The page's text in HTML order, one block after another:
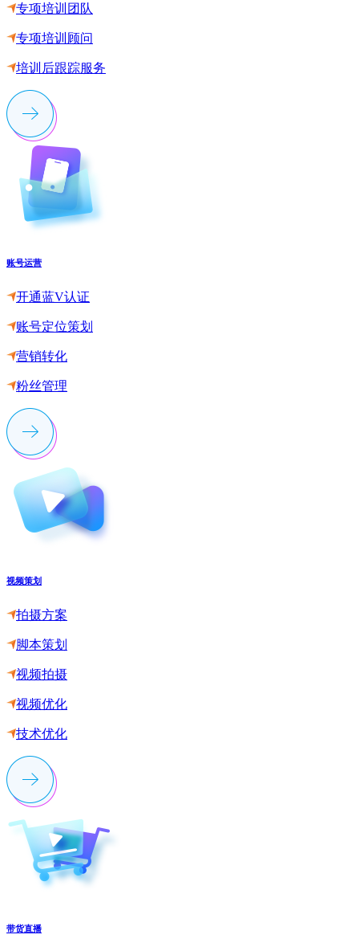
专项培训团队
专项培训顾问
培训后跟踪服务
账号运营
开通蓝V认证
账号定位策划
营销转化
粉丝管理
视频策划
拍摄方案
脚本策划
视频拍摄
视频优化
技术优化
带货直播